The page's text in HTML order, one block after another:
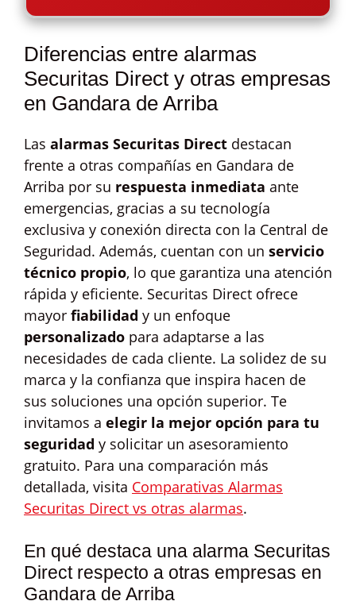
Diferencias entre alarmas
Securitas Direct y otras empresas
en Gandara de Arriba
Las alarmas Securitas Direct destacan
frente a otras compañías en Gandara de
Arriba por su respuesta inmediata ante
emergencias, gracias a su tecnología
exclusiva y conexión directa con la Central de
Seguridad. Además, cuentan con un servicio
técnico propio, lo que garantiza una atención
rápida y eficiente. Securitas Direct ofrece
mayor fiabilidad y un enfoque
personalizado para adaptarse a las
necesidades de cada cliente. La solidez de su
marca y la confianza que inspira hacen de
sus soluciones una opción superior. Te
invitamos a elegir la mejor opción para tu
seguridad y solicitar un asesoramiento
gratuito. Para una comparación más
detallada, visita Comparativas Alarmas
Securitas Direct vs otras alarmas.
En qué destaca una alarma Securitas
Direct respecto a otras empresas en
Gandara de Arriba